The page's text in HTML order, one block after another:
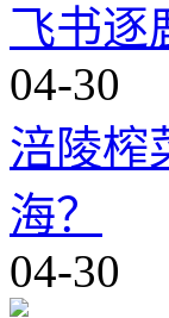
飞书逐
04-30
涪陵榨
海？
04-30